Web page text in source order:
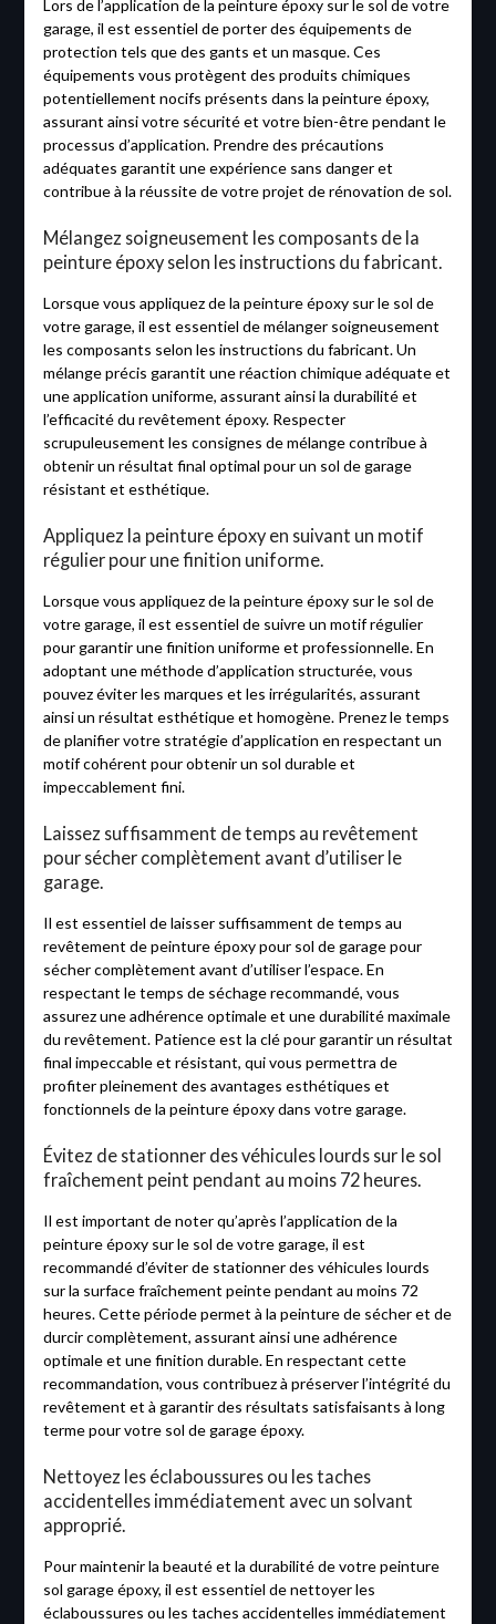
Lors de l’application de la peinture époxy sur le sol de votre
garage, il est essentiel de porter des équipements de
protection tels que des gants et un masque. Ces
équipements vous protègent des produits chimiques
potentiellement nocifs présents dans la peinture époxy,
assurant ainsi votre sécurité et votre bien-être pendant le
processus d’application. Prendre des précautions
adéquates garantit une expérience sans danger et
contribue à la réussite de votre projet de rénovation de sol.
Mélangez soigneusement les composants de la
peinture époxy selon les instructions du fabricant.
Lorsque vous appliquez de la peinture époxy sur le sol de
votre garage, il est essentiel de mélanger soigneusement
les composants selon les instructions du fabricant. Un
mélange précis garantit une réaction chimique adéquate et
une application uniforme, assurant ainsi la durabilité et
l’efficacité du revêtement époxy. Respecter
scrupuleusement les consignes de mélange contribue à
obtenir un résultat final optimal pour un sol de garage
résistant et esthétique.
Appliquez la peinture époxy en suivant un motif
régulier pour une finition uniforme.
Lorsque vous appliquez de la peinture époxy sur le sol de
votre garage, il est essentiel de suivre un motif régulier
pour garantir une finition uniforme et professionnelle. En
adoptant une méthode d’application structurée, vous
pouvez éviter les marques et les irrégularités, assurant
ainsi un résultat esthétique et homogène. Prenez le temps
de planifier votre stratégie d’application en respectant un
motif cohérent pour obtenir un sol durable et
impeccablement fini.
Laissez suffisamment de temps au revêtement
pour sécher complètement avant d’utiliser le
garage.
Il est essentiel de laisser suffisamment de temps au
revêtement de peinture époxy pour sol de garage pour
sécher complètement avant d’utiliser l’espace. En
respectant le temps de séchage recommandé, vous
assurez une adhérence optimale et une durabilité maximale
du revêtement. Patience est la clé pour garantir un résultat
final impeccable et résistant, qui vous permettra de
profiter pleinement des avantages esthétiques et
fonctionnels de la peinture époxy dans votre garage.
Évitez de stationner des véhicules lourds sur le sol
fraîchement peint pendant au moins 72 heures.
Il est important de noter qu’après l’application de la
peinture époxy sur le sol de votre garage, il est
recommandé d’éviter de stationner des véhicules lourds
sur la surface fraîchement peinte pendant au moins 72
heures. Cette période permet à la peinture de sécher et de
durcir complètement, assurant ainsi une adhérence
optimale et une finition durable. En respectant cette
recommandation, vous contribuez à préserver l’intégrité du
revêtement et à garantir des résultats satisfaisants à long
terme pour votre sol de garage époxy.
Nettoyez les éclaboussures ou les taches
accidentelles immédiatement avec un solvant
approprié.
Pour maintenir la beauté et la durabilité de votre peinture
sol garage époxy, il est essentiel de nettoyer les
éclaboussures ou les taches accidentelles immédiatement